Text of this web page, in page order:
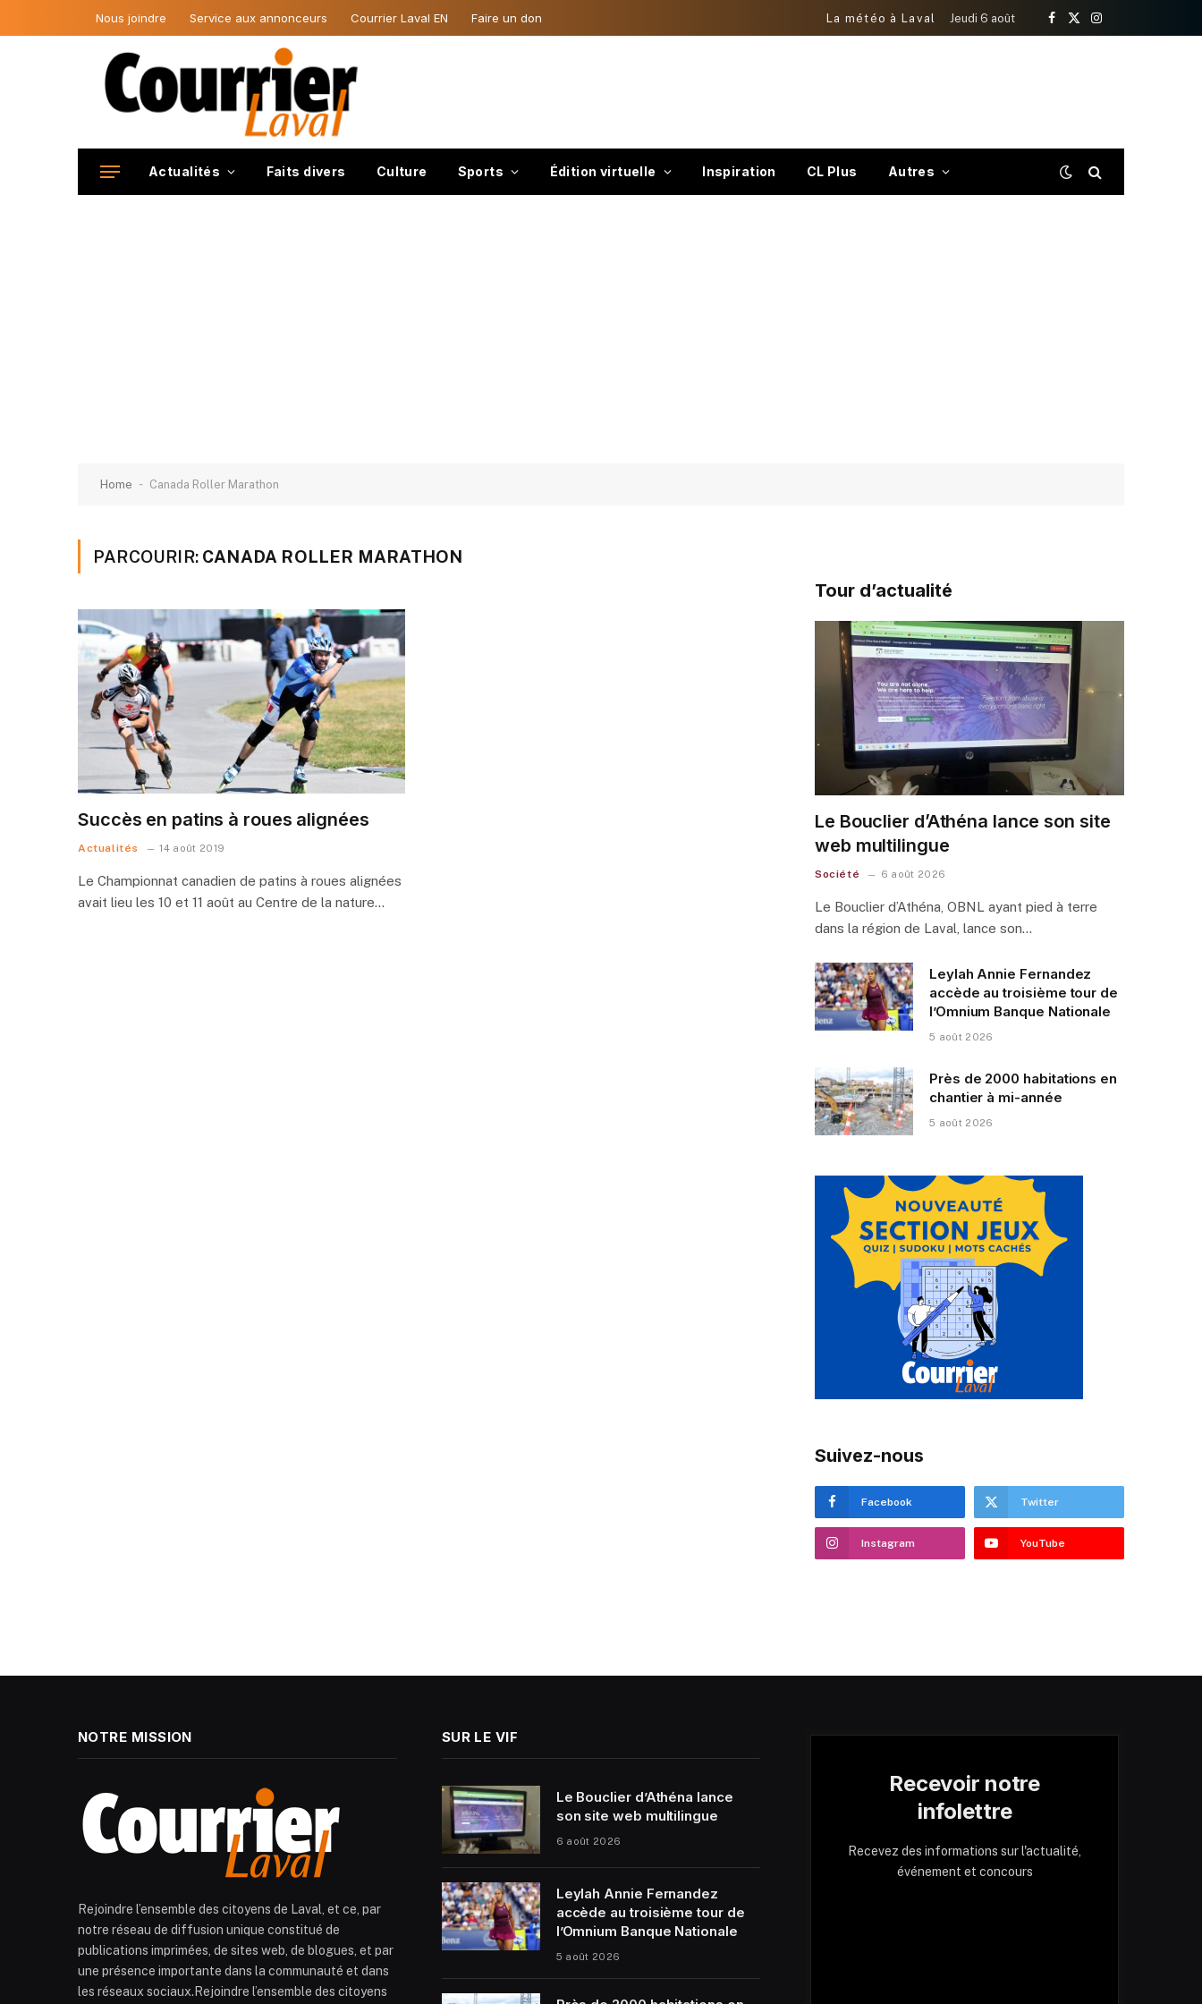
Nous joindre Service aux annonceurs Courrier Laval EN Faire un don La météo à Laval Jeudi 6 août
Facebook
X
Instagram
Actualités Faits divers Culture Sports Édition virtuelle Inspiration CL Plus Autres
Home - Canada Roller Marathon
PARCOURIR: CANADA ROLLER MARATHON
Succès en patins à roues alignées
Actualités 14 août 2019
Le Championnat canadien de patins à roues alignées
avait lieu les 10 et 11 août au Centre de la nature…
Tour d’actualité
Le Bouclier d’Athéna lance son site
web multilingue
Société 6 août 2026
Le Bouclier d’Athéna, OBNL ayant pied à terre
dans la région de Laval, lance son…
Leylah Annie Fernandez
accède au troisième tour de
l’Omnium Banque Nationale
5 août 2026
Près de 2000 habitations en
chantier à mi-année
5 août 2026
Suivez-nous
Facebook Twitter
Instagram YouTube
NOTRE MISSION
Rejoindre l’ensemble des citoyens de Laval, et ce, par
notre réseau de diffusion unique constitué de
publications imprimées, de sites web, de blogues, et par
une présence importante dans la communauté et dans
les réseaux sociaux.Rejoindre l’ensemble des citoyens
SUR LE VIF
Le Bouclier d’Athéna lance
son site web multilingue
6 août 2026
Leylah Annie Fernandez
accède au troisième tour de
l’Omnium Banque Nationale
5 août 2026
Recevoir notre
infolettre
Recevez des informations sur l'actualité,
événement et concours